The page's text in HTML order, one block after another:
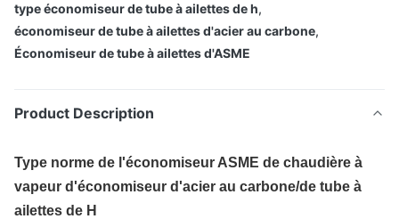
type économiseur de tube à ailettes de h,
économiseur de tube à ailettes d'acier au carbone,
Économiseur de tube à ailettes d'ASME
Product Description
Type norme de l'économiseur ASME de chaudière à
vapeur d'économiseur d'acier au carbone/de tube à
ailettes de H